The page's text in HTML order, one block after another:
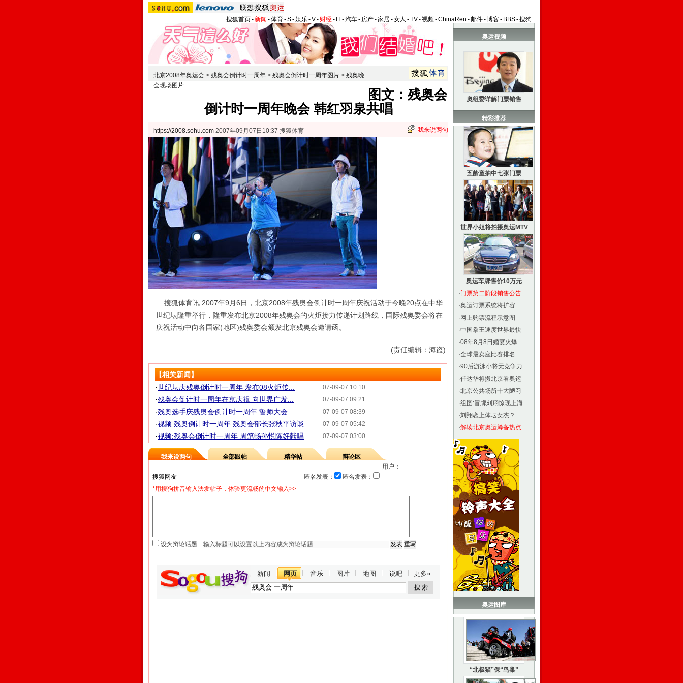
搜狐首页-新闻 -体育-S-娱乐-V- 财经- IT-汽车- 房产-家居-女人 -TV-视频-ChinaRen -邮件-博客- BBS-搜狗
北京2008年奥运会 > 残奥会倒计时一周年 > 残奥会倒计时一周年图片 > 残奥晚
会现场图片
图文：残奥会
倒计时一周年晚会 韩红羽泉共唱
https://2008.sohu.com 2007年09月07日10:37 搜狐体育 我来说两句
搜狐体育讯 2007年9月6日，北京2008年残奥会倒计时一周年庆祝活动于今晚20点在中华
世纪坛隆重举行，隆重发布北京2008年残奥会的火炬接力传递计划路线，国际残奥委会将在
庆祝活动中向各国家(地区)残奥委会颁发北京残奥会邀请函。
(责任编辑：海盗)
【相关新闻】
07-09-07 10:10
·世纪坛庆残奥倒计时一周年 发布08火炬传...
07-09-07 09:21
·残奥会倒计时一周年在京庆祝 向世界广发...
07-09-07 08:39
·残奥选手庆残奥会倒计时一周年 誓师大会...
07-09-07 05:42
·视频:残奥倒计时一周年 残奥会部长张秋平访谈
07-09-07 03:00
·视频:残奥会倒计时一周年 周笔畅孙悦陈好献唱
我来说两句 全部跟帖 精华帖
辩论区
用户：
匿名发表：
匿名发表：
*用搜狗拼音输入法发帖子，体验更流畅的中文输入>>
设为辩论话题
新闻 网页 音乐 图片 地图 说吧 更多»
奥运视频
奥组委详解门票销售
精彩推荐
五龄童抽中七张门票
世界小姐将拍摄奥运MTV
奥运车牌售价10万元
·门票第二阶段销售公告
·奥运订票系统将扩容
· 网上购票流程示意图
·中国拳王速度世界最快
·08年8月8日婚宴火爆
·全球最卖座比赛排名
·90后游泳小将无竞争力
·任达华将搬北京看奥运
·北京公共场所十大陋习
·组图:冒牌刘翔惊现上海
·刘翔恋上体坛女杰？
·解读北京奥运筹备热点
奥运图库
“北极猫”保“鸟巢”